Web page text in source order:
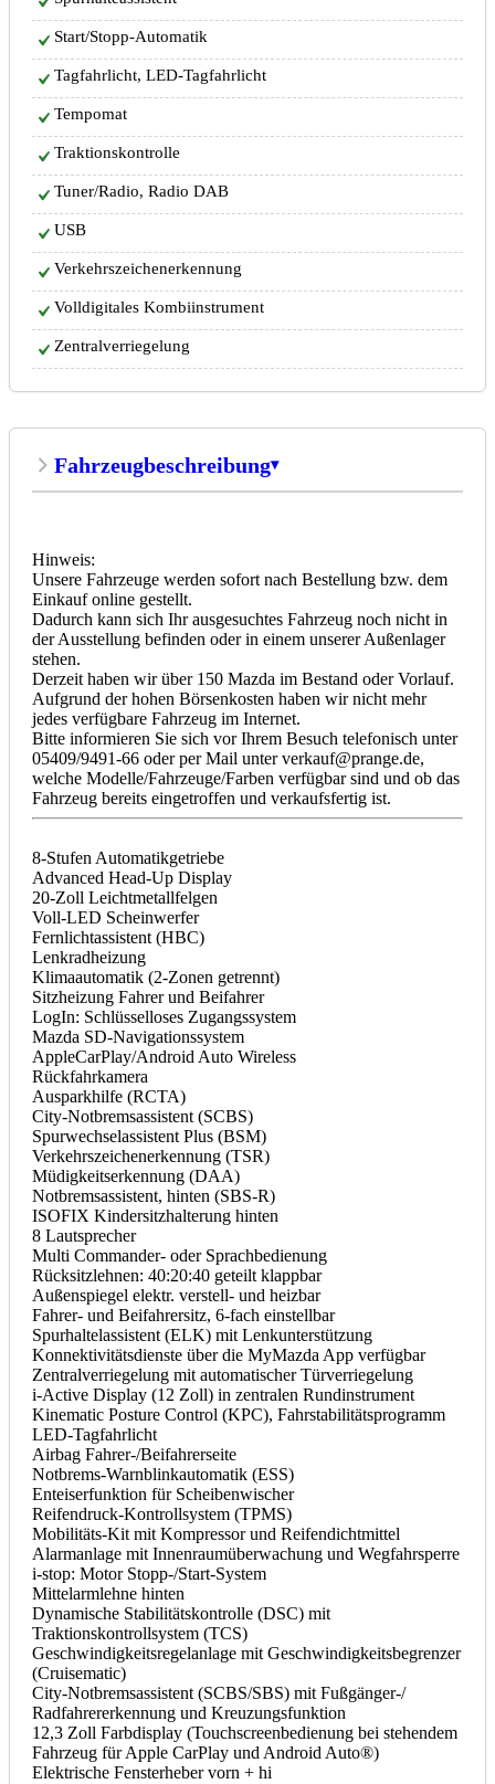
Start/Stopp-Automatik
Tagfahrlicht, LED-Tagfahrlicht
Tempomat
Traktionskontrolle
Tuner/Radio, Radio DAB
USB
Verkehrszeichenerkennung
Volldigitales Kombiinstrument
Zentralverriegelung
Fahrzeugbeschreibung
Hinweis:
Unsere Fahrzeuge werden sofort nach Bestellung bzw. dem
Einkauf online gestellt.
Dadurch kann sich Ihr ausgesuchtes Fahrzeug noch nicht in
der Ausstellung befinden oder in einem unserer Außenlager
stehen.
Derzeit haben wir über 150 Mazda im Bestand oder Vorlauf.
Aufgrund der hohen Börsenkosten haben wir nicht mehr
jedes verfügbare Fahrzeug im Internet.
Bitte informieren Sie sich vor Ihrem Besuch telefonisch unter
05409/9491-66 oder per Mail unter verkauf@prange.de,
welche Modelle/Fahrzeuge/Farben verfügbar sind und ob das
Fahrzeug bereits eingetroffen und verkaufsfertig ist.
8-Stufen Automatikgetriebe
Advanced Head-Up Display
20-Zoll Leichtmetallfelgen
Voll-LED Scheinwerfer
Fernlichtassistent (HBC)
Lenkradheizung
Klimaautomatik (2-Zonen getrennt)
Sitzheizung Fahrer und Beifahrer
LogIn: Schlüsselloses Zugangssystem
Mazda SD-Navigationssystem
AppleCarPlay/Android Auto Wireless
Rückfahrkamera
Ausparkhilfe (RCTA)
City-Notbremsassistent (SCBS)
Spurwechselassistent Plus (BSM)
Verkehrszeichenerkennung (TSR)
Müdigkeitserkennung (DAA)
Notbremsassistent, hinten (SBS-R)
ISOFIX Kindersitzhalterung hinten
8 Lautsprecher
Multi Commander- oder Sprachbedienung
Rücksitzlehnen: 40:20:40 geteilt klappbar
Außenspiegel elektr. verstell- und heizbar
Fahrer- und Beifahrersitz, 6-fach einstellbar
Spurhaltelassistent (ELK) mit Lenkunterstützung
Konnektivitätsdienste über die MyMazda App verfügbar
Zentralverriegelung mit automatischer Türverriegelung
i-Active Display (12 Zoll) in zentralen Rundinstrument
Kinematic Posture Control (KPC), Fahrstabilitätsprogramm
LED-Tagfahrlicht
Airbag Fahrer-/Beifahrerseite
Notbrems-Warnblinkautomatik (ESS)
Enteiserfunktion für Scheibenwischer
Reifendruck-Kontrollsystem (TPMS)
Mobilitäts-Kit mit Kompressor und Reifendichtmittel
Alarmanlage mit Innenraumüberwachung und Wegfahrsperre
i-stop: Motor Stopp-/Start-System
Mittelarmlehne hinten
Dynamische Stabilitätskontrolle (DSC) mit
Traktionskontrollsystem (TCS)
Geschwindigkeitsregelanlage mit Geschwindigkeitsbegrenzer
(Cruisematic)
City-Notbremsassistent (SCBS/SBS) mit Fußgänger-/
Radfahrererkennung und Kreuzungsfunktion
12,3 Zoll Farbdisplay (Touchscreenbedienung bei stehendem
Fahrzeug für Apple CarPlay und Android Auto®)
Elektrische Fensterheber vorn + hi